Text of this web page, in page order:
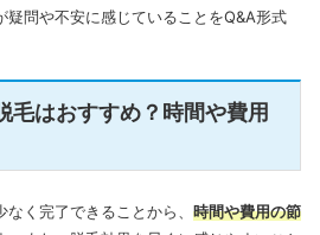
疑問や不安に感じていることをQ&A形式
毛はおすすめ？時間や費用
く完了できることから、 時間や費用の節